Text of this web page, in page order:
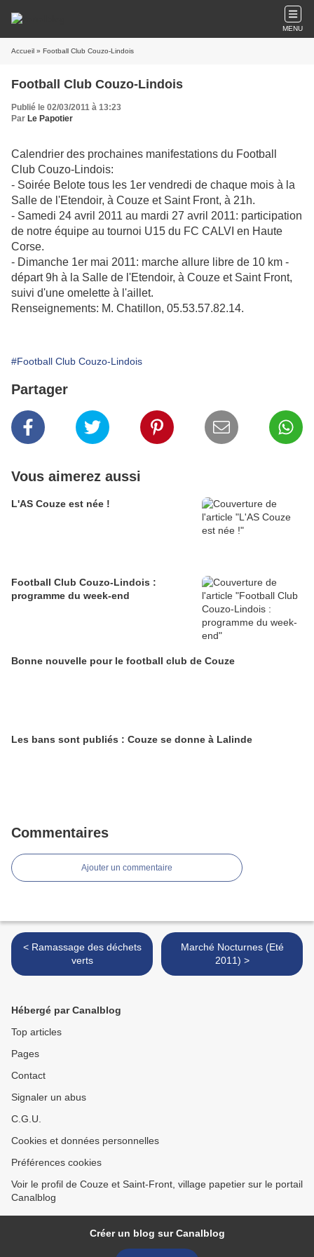
MENU
Accueil » Football Club Couzo-Lindois
Football Club Couzo-Lindois
Publié le 02/03/2011 à 13:23
Par Le Papotier
Calendrier des prochaines manifestations du Football
Club Couzo-Lindois:
- Soirée Belote tous les 1er vendredi de chaque mois à la
Salle de l'Etendoir, à Couze et Saint Front, à 21h.
- Samedi 24 avril 2011 au mardi 27 avril 2011: participation
de notre équipe au tournoi U15 du FC CALVI en Haute
Corse.
- Dimanche 1er mai 2011: marche allure libre de 10 km -
départ 9h à la Salle de l'Etendoir, à Couze et Saint Front,
suivi d'une omelette à l'aillet.
Renseignements: M. Chatillon, 05.53.57.82.14.
#Football Club Couzo-Lindois
Partager
Vous aimerez aussi
L'AS Couze est née !
Football Club Couzo-Lindois :
programme du week-end
Bonne nouvelle pour le football club de Couze
Les bans sont publiés : Couze se donne à Lalinde
Commentaires
Ajouter un commentaire
< Ramassage des déchets
verts
Marché Nocturnes (Eté
2011) >
Hébergé par Canalblog
Top articles
Pages
Contact
Signaler un abus
C.G.U.
Cookies et données personnelles
Préférences cookies
Voir le profil de Couze et Saint-Front, village papetier sur le portail
Canalblog
Créer un blog sur Canalblog